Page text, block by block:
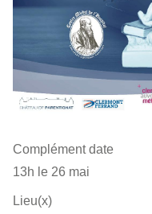
Complément date
13h le 26 mai
Lieu(x)